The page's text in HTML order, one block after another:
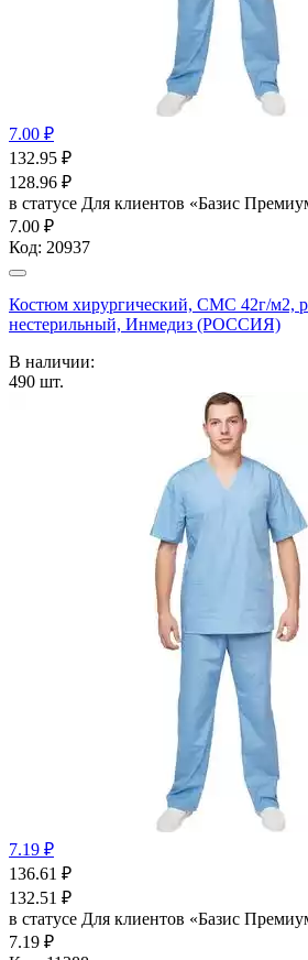
7.00 ₽
132.95 ₽
128.96 ₽
в статусе Для клиентов «Базис
7.00 ₽
Код: 20937
Костюм хирургический, СМС 42г/м2,
нестерильный, Инмедиз (РОССИЯ)
В наличии:
490 шт.
7.19 ₽
136.61 ₽
132.51 ₽
в статусе Для клиентов «Базис
7.19 ₽